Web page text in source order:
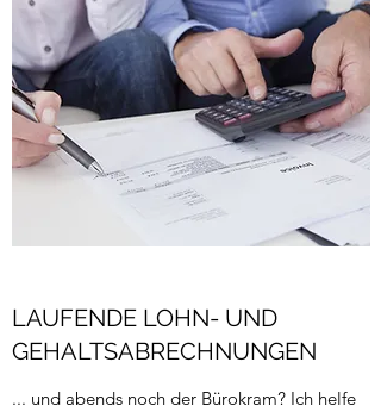
LAUFENDE LOHN- UND
GEHALTSABRECHNUNGEN
... und abends noch der Bürokram? Ich helfe